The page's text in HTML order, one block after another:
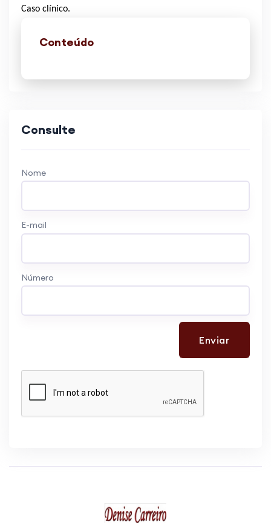
Caso clínico.
Conteúdo
Consulte
Nome
E-mail
Número
Enviar